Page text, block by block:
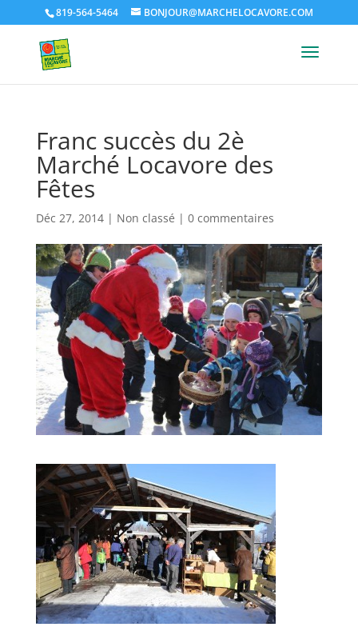
819-564-5464 BONJOUR@MARCHELOCAVORE.COM
Franc succès du 2è
Marché Locavore des
Fêtes
Déc 27, 2014| Non classé | 0 commentaires